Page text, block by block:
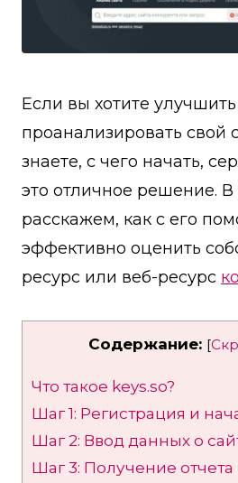
Если вы хотите
проанализировать свой
знаете, с чего начать,
это отличное решение. В
расскажем, как с его
эффективно оценить
ресурс или веб-ресурс
Содержание: [
Что такое keys.so?
Шаг 1: Регистрация и
Шаг 2: Ввод данных о
Шаг 3: Получение отчета